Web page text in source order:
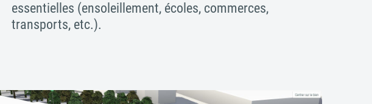
essentielles (ensoleillement, écoles, commerces,
transports, etc.).